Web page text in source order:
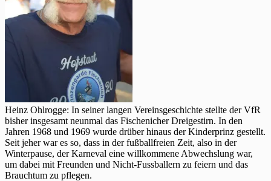
Heinz Ohlrogge: In seiner langen Vereinsgeschichte stellte der VfR
bisher insgesamt neunmal das Fischenicher Dreigestirn. In den
Jahren 1968 und 1969 wurde drüber hinaus der Kinderprinz gestellt.
Seit jeher war es so, dass in der fußballfreien Zeit, also in der
Winterpause, der Karneval eine willkommene Abwechslung war,
um dabei mit Freunden und Nicht-Fussballern zu feiern und das
Brauchtum zu pflegen.